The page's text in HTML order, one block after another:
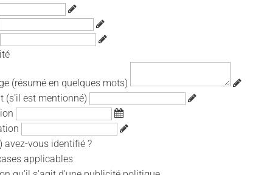
(résumé en quelques mots)
(s'il est mentionné)
avez-vous identifié ?
applicables